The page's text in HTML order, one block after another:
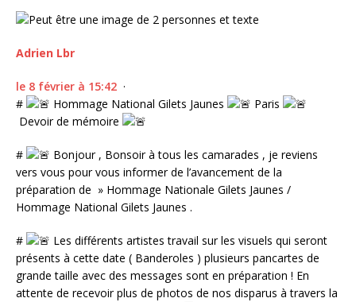
Adrien Lbr
le 8 février à 15:42 ·
#
Hommage National Gilets Jaunes
Paris
Devoir de mémoire
#
Bonjour , Bonsoir à tous les camarades , je reviens
vers vous pour vous informer de l’avancement de la
préparation de » Hommage Nationale Gilets Jaunes /
Hommage National Gilets Jaunes .
#
Les différents artistes travail sur les visuels qui seront
présents à cette date ( Banderoles ) plusieurs pancartes de
grande taille avec des messages sont en préparation ! En
attente de recevoir plus de photos de nos disparus à travers la